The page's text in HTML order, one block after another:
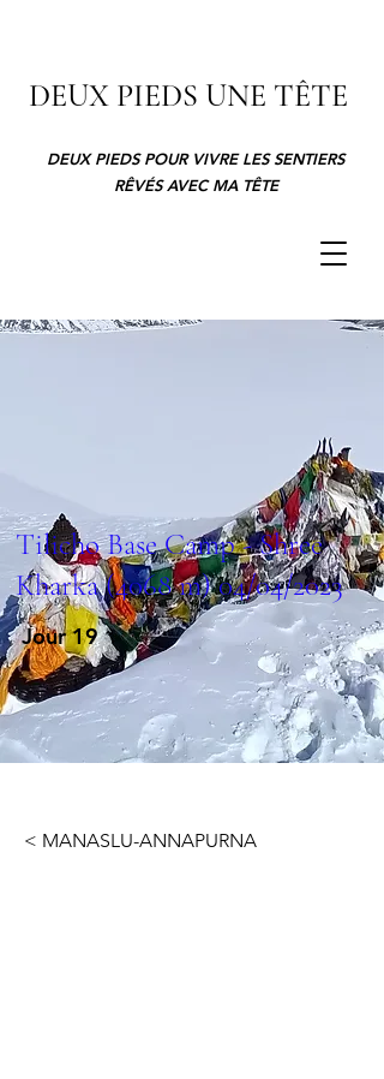
DEUX PIEDS UNE TÊTE
DEUX PIEDS POUR VIVRE LES SENTIERS
RÊVÉS AVEC MA TÊTE
Tilicho Base Camp - Shree
Kharka (4068 m) 04/04/2023
Jour 19
< MANASLU-ANNAPURNA